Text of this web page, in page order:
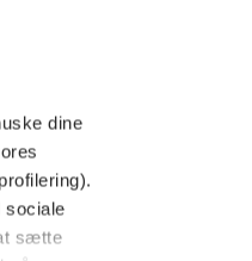
dine
sociale
sætte